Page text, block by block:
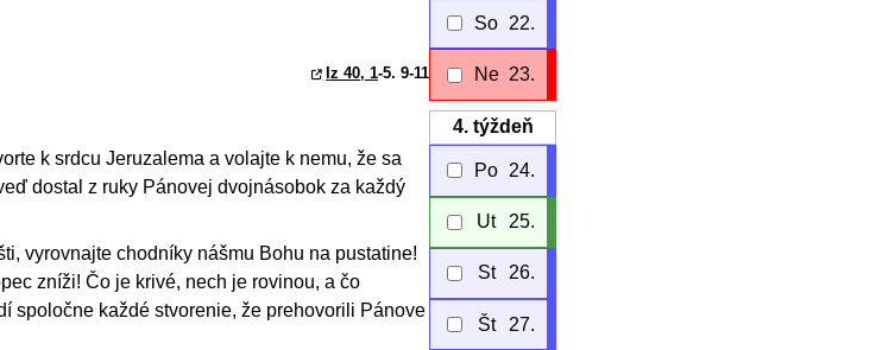
Iz 40, 1-5. 9-11
k srdcu Jeruzalema a volajte k nemu, že sa
dostal z ruky Pánovej dvojnásobok za každý
vyrovnajte chodníky nášmu Bohu na pustatine!
zníži! Čo je krivé, nech je rovinou, a čo
spoločne každé stvorenie, že prehovorili Pánove
So 22.
Ne 23.
4.týždeň
Po 24.
Ut 25.
St 26.
Št 27.